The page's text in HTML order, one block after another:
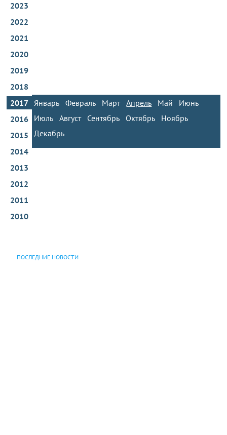
2023
2022
2021
2020
2019
2018
2017 Январь Февраль Март Апрель Май
Июнь
Июль
Август Сентябрь Октябрь
Ноябрь
Декабрь
2016
2015
2014
2013
2012
2011
2010
ПОСЛЕДНИЕ НОВОСТИ